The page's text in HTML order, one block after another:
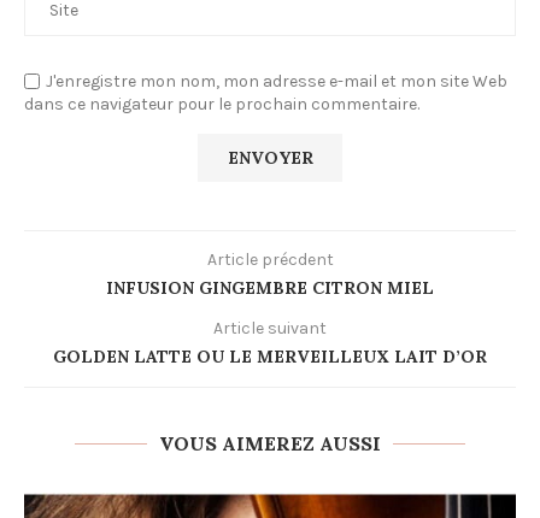
J'enregistre mon nom, mon adresse e-mail et mon site Web
dans ce navigateur pour le prochain commentaire.
Article précdent
INFUSION GINGEMBRE CITRON MIEL
Article suivant
GOLDEN LATTE OU LE MERVEILLEUX LAIT D’OR
VOUS AIMEREZ AUSSI